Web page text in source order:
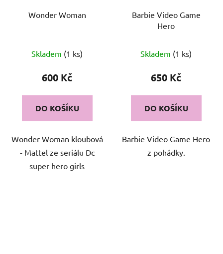
Wonder Woman
Skladem (1 ks)
600 Kč
DO KOŠÍKU
Wonder Woman kloubová
- Mattel ze seriálu Dc
super hero girls
Barbie Video Game
Hero
Skladem (1 ks)
650 Kč
DO KOŠÍKU
Barbie Video Game Hero
z pohádky.